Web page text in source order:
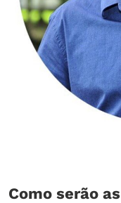
Como serão